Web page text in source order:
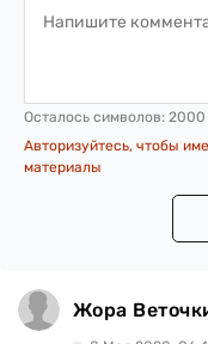
Осталось символов: 2000
Авторизуйтесь, чтобы
материалы
Жора